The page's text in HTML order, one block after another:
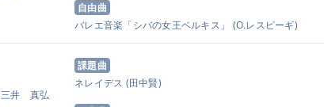
自由曲
バレエ音楽「シバの女王ベルキス」
(O.レスピーギ)
三井 真弘
課題曲
ネレイデス (田中賢)